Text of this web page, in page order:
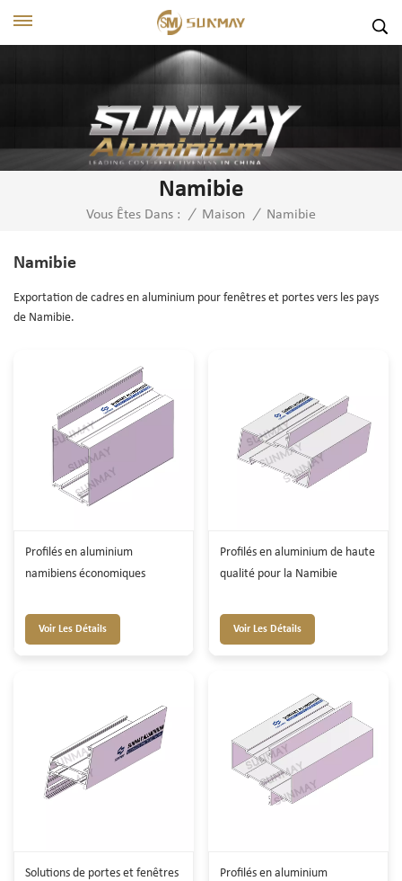
Namibie
Vous Êtes Dans : / Maison / Namibie
Namibie
Exportation de cadres en aluminium pour fenêtres et portes vers les pays
de Namibie.
Profilés en aluminium
namibiens économiques
Voir Les Détails
Profilés en aluminium de haute
qualité pour la Namibie
Voir Les Détails
Solutions de portes et fenêtres
Profilés en aluminium